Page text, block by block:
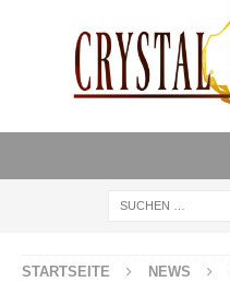
STARTSEITE NEWS